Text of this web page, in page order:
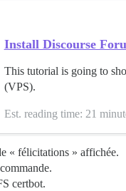
Install Discourse
This tutorial is going to
(VPS).
Est. reading time: 21
« félicitations » affichée.
certbot.